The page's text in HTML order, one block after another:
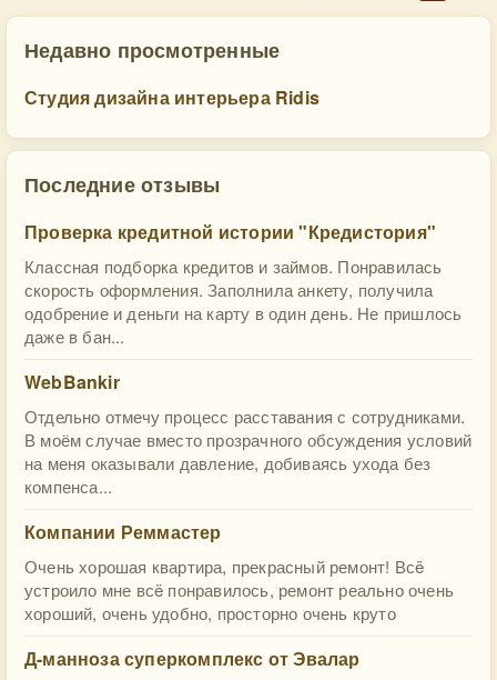
Недавно просмотренные
Студия дизайна интерьера Ridis
Последние отзывы
Проверка кредитной истории "Кредистория"
Классная подборка кредитов и займов. Понравилась
скорость оформления. Заполнила анкету, получила
одобрение и деньги на карту в один день. Не пришлось
даже в бан...
WebBankir
Отдельно отмечу процесс расставания с сотрудниками.
В моём случае вместо прозрачного обсуждения условий
на меня оказывали давление, добиваясь ухода без
компенса...
Компании Реммастер
Очень хорошая квартира, прекрасный ремонт! Всë
устроило мне всë понравилось, ремонт реально очень
хороший, очень удобно, просторно очень круто
Д-манноза суперкомплекс от Эвалар